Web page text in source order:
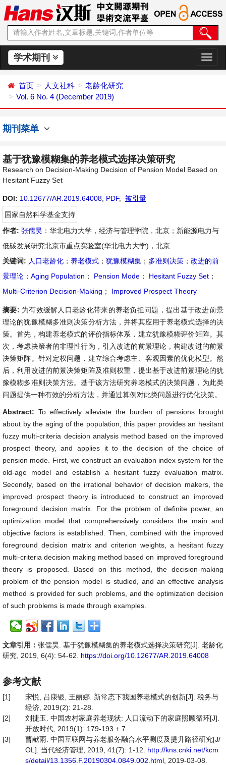
学术期刊
切
换
首页 人文社科
老龄化研究
Vol. 6 No. 4 (December 2019)
期刊菜单
基于犹豫模糊集的养老模式选择决策研究
Research on Decision-Making Decision of Pension Model Based on
Hesitant Fuzzy Set
DOI: 10.12677/AR.2019.64008 PDF,
被引量
国家自然科学基金支持
作者: 张儒昊 ：华北电力大学，经济与管理学院，北京；新能源电力与
低碳发展研究北京市重点实验室(华北电力大学)，北京
关键词: 人口老龄化 ； 养老模式 ； 犹豫模糊集 ； 多准则决策 ； 改进的前
景理论 ； Aging Population ； Pension Mode ； Hesitant Fuzzy Set ；
Multi-Criterion Decision-Making ； Improved Prospect Theory
摘要: 为有效缓解人口老龄化带来的养老负担问题，提出基于改进前景
理论的犹豫模糊多准则决策分析方法，并将其应用于养老模式选择的决
策。首先，构建养老模式的评价指标体系，建立犹豫模糊评价矩阵。其
次，考虑决策者的非理性行为，引入改进的前景理论，构建改进的前景
决策矩阵。针对定权问题，建立综合考虑主、客观因素的优化模型。然
后，利用改进的前景决策矩阵及准则权重，提出基于改进前景理论的犹
豫模糊多准则决策方法。基于该方法研究养老模式的决策问题，为此类
问题提供一种有效的分析方法，并通过算例对此类问题进行优化决策。
Abstract: To effectively alleviate the burden of pensions brought
about by the aging of the population, this paper provides an hesitant
fuzzy multi-criteria decision analysis method based on the improved
prospect theory, and applies it to the decision of the choice of
pension mode. First, we construct an evaluation index system for the
old-age model and establish a hesitant fuzzy evaluation matrix.
Secondly, based on the irrational behavior of decision makers, the
improved prospect theory is introduced to construct an improved
foreground decision matrix. For the problem of definite power, an
optimization model that comprehensively considers the main and
objective factors is established. Then, combined with the improved
foreground decision matrix and criterion weights, a hesitant fuzzy
multi-criteria decision making method based on improved foreground
theory is proposed. Based on this method, the decision-making
problem of the pension model is studied, and an effective analysis
method is provided for such problems, and the optimization decision
of such problems is made through examples.
文章引用： 张儒昊. 基于犹豫模糊集的养老模式选择决策研究[J]. 老龄化
研究, 2019, 6(4): 54-62. https://doi.org/10.12677/AR.2019.64008
参考文献
[1]
宋悦, 吕康银, 王丽娜. 新常态下我国养老模式的创新[J]. 税务与
经济, 2019(2): 21-28.
[2]
刘捷玉. 中国农村家庭养老现状: 人口流动下的家庭照顾循环[J].
开放时代, 2019(1): 179-193 + 7.
[3]
曹献雨. 中国互联网与养老服务融合水平测度及提升路径研究[J/
OL]. 当代经济管理, 2019, 41(7): 1-12. http://kns.cnki.net/kcm
s/detail/13.1356.F.20190304.0849.002.html , 2019-03-08.